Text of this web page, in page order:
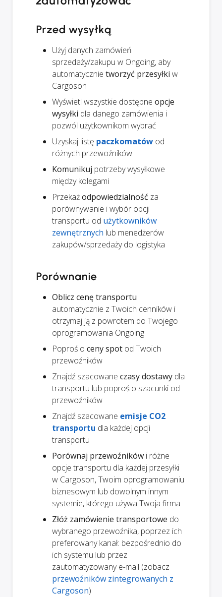
Przed wysyłką
Użyj danych zamówień
sprzedaży/zakupu w Ongoing, aby
automatycznie tworzyć przesyłki w
Cargoson
Wyświetl wszystkie dostępne opcje
wysyłki dla danego zamówienia i
pozwól użytkownikom wybrać
Uzyskaj listę paczkomatów od
różnych przewoźników
Komunikuj potrzeby wysyłkowe
między kolegami
Przekażodpowiedzialność za
porównywanie i wybór opcji
transportu od użytkowników
zewnętrznych lub menedżerów
zakupów/sprzedaży do logistyka
Porównanie
Oblicz cenę transportu
automatycznie z Twoich cenników i
otrzymaj ją z powrotem do Twojego
oprogramowania Ongoing
Poproś o ceny spot od Twoich
przewoźników
Znajdź szacowane czasy dostawy dla
transportu lub poproś o szacunki od
przewoźników
Znajdź szacowane emisje CO2
transportu dla każdej opcji
transportu
Porównaj przewoźników i różne
opcje transportu dla każdej przesyłki
w Cargoson, Twoim oprogramowaniu
biznesowym lub dowolnym innym
systemie, którego używa Twoja firma
Złóż zamówienie transportowe do
wybranego przewoźnika, poprzez ich
preferowany kanał: bezpośrednio do
ich systemu lub przez
zautomatyzowany e-mail (zobacz
przewoźników zintegrowanych z
Cargoson)